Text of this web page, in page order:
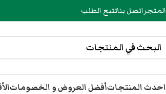
المتجراتصل بناتتبع الطلب
احدث المنتجاتأفضل العروض و الخصومات